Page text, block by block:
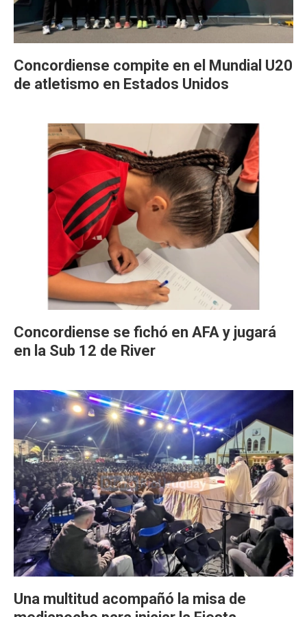
Concordiense compite en el Mundial U20
de atletismo en Estados Unidos
Concordiense se fichó en AFA y jugará
en la Sub 12 de River
Una multitud acompañó la misa de